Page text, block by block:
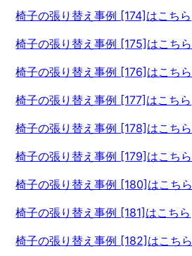
椅子の張り替え事例 [174]はこちら
椅子の張り替え事例 [175]はこちら
椅子の張り替え事例 [176]はこちら
椅子の張り替え事例 [177]はこちら
椅子の張り替え事例 [178]はこちら
椅子の張り替え事例 [179]はこちら
椅子の張り替え事例 [180]はこちら
椅子の張り替え事例 [181]はこちら
椅子の張り替え事例 [182]はこちら